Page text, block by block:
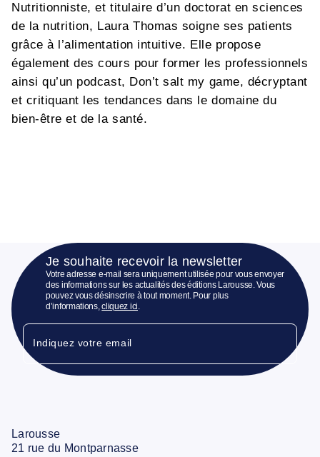
Nutritionniste, et titulaire d’un doctorat en sciences
de la nutrition, Laura Thomas soigne ses patients
grâce à l’alimentation intuitive. Elle propose
également des cours pour former les professionnels
ainsi qu’un podcast, Don’t salt my game, décryptant
et critiquant les tendances dans le domaine du
bien-être et de la santé.
Je souhaite recevoir la newsletter
Votre adresse e-mail sera uniquement utilisée pour vous envoyer
des informations sur les actualités des éditions Larousse. Vous
pouvez vous désinscrire à tout moment. Pour plus
d’informations,cliquez ici.
Indiquez votre email
Larousse
21 rue du Montparnasse